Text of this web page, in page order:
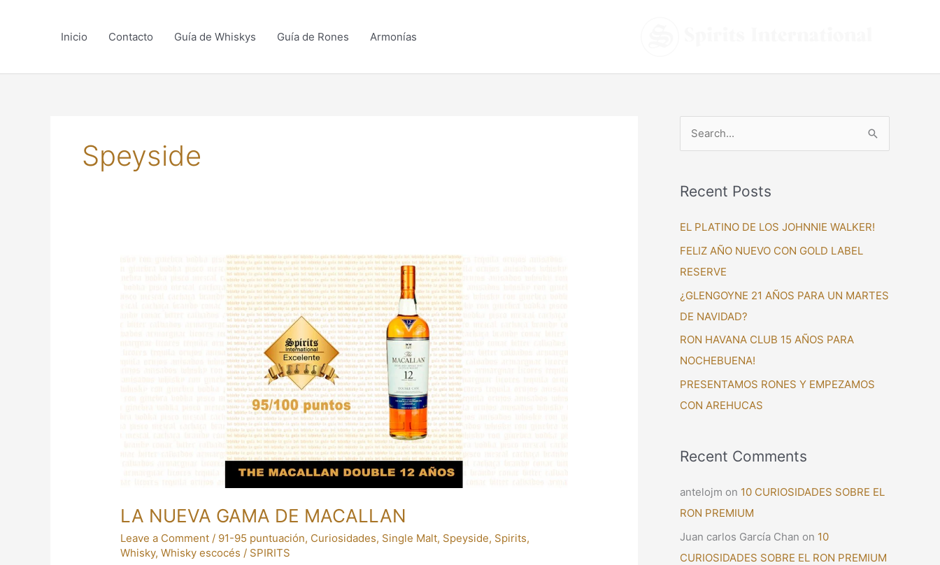
Inicio Contacto Guía de Whiskys Guía de Rones Armonías
Speyside
LA NUEVA GAMA DE MACALLAN
Leave a Comment / 91-95 puntuación, Curiosidades, Single Malt, Speyside, Spirits,
Whisky,Whisky escocés / SPIRITS
r
c
r
:
Recent Posts
EL PLATINO DE LOS JOHNNIE WALKER!
FELIZ AÑO NUEVO CON GOLD LABEL
RESERVE
¿GLENGOYNE 21 AÑOS PARA UN MARTES
DE NAVIDAD?
RON HAVANA CLUB 15 AÑOS PARA
NOCHEBUENA!
PRESENTAMOS RONES Y EMPEZAMOS
CON AREHUCAS
Recent Comments
antelojm on 10 CURIOSIDADES SOBRE EL
RON PREMIUM
Juan carlos García Chan on 10
CURIOSIDADES SOBRE EL RON PREMIUM